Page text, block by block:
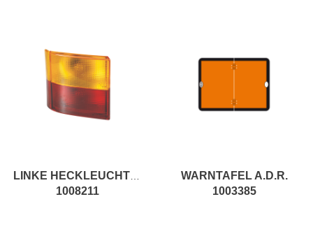
1008211
WARNTAFEL A.D.R.
1003385